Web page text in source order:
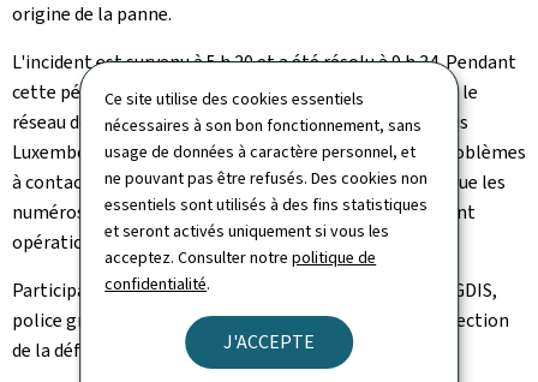
Ce site utilise des cookies essentiels
nécessaires à son bon fonctionnement, sans
usage de données à caractère personnel, et
ne pouvant pas être refusés. Des cookies non
essentiels sont utilisés à des fins statistiques
et seront activés uniquement si vous les
acceptez. Consulter notrepolitique de
confidentialité.
J'ACCEPTE
origine de la panne.
L'incident est survenu à 5 h 20 et a été résolu à 9 h 34. Pendant
cette période, des perturbations étaient constatés sur le
réseau de l'opérateur et une partie des clients Proximus
Luxembourg auraient potentiellement pu avoir des problèmes
à contacter les services d'urgence 112 et 113. À noter, que les
numéros d'urgence 112 (CGDIS) et le 113 (Police) étaient
opérationnels à tout moment.
Participants de la CERC: HCPN, ILR, CSSF, CTIE, LHC, CGDIS,
police grand-ducale, SRE, Armée luxembourgeoise, Direction
de la défense, Proximus Luxembourg